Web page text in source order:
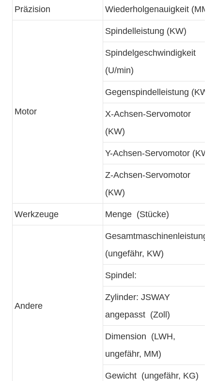
Präzision Wiederholgenauigkeit (MM)
Motor
Spindelleistung (KW)
Spindelgeschwindigkeit
(U/min)
Gegenspindelleistung (KW)
X-Achsen-Servomotor
(KW)
Y-Achsen-Servomotor (KW)
Z-Achsen-Servomotor
(KW)
Werkzeuge Menge (Stücke)
Andere
Gesamtmaschinenleistung
(ungefähr, KW)
Spindel:
Zylinder: JSWAY
angepasst (Zoll)
Dimension (LWH,
ungefähr, MM)
Gewicht (ungefähr, KG)